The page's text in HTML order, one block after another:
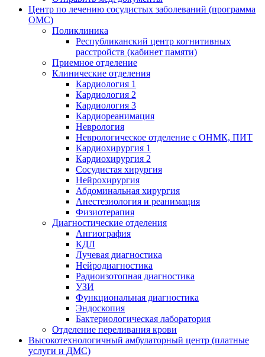
Центр по лечению сосудистых заболеваний (программа
ОМС)
Поликлиника
Республиканский центр когнитивных
расстройств (кабинет памяти)
Приемное отделение
Клинические отделения
Кардиология 1
Кардиология 2
Кардиология 3
Кардиореанимация
Неврология
Неврологическое отделение с ОНМК, ПИТ
Кардиохирургия 1
Кардиохирургия 2
Сосудистая хирургия
Нейрохирургия
Абдоминальная хирургия
Анестезиология и реанимация
Физиотерапия
Диагностические отделения
Ангиография
КДЛ
Лучевая диагностика
Нейродиагностика
Радиоизотопная диагностика
УЗИ
Функциональная диагностика
Эндоскопия
Бактериологическая лаборатория
Отделение переливания крови
Высокотехнологичный амбулаторный центр (платные
услуги и ДМС)